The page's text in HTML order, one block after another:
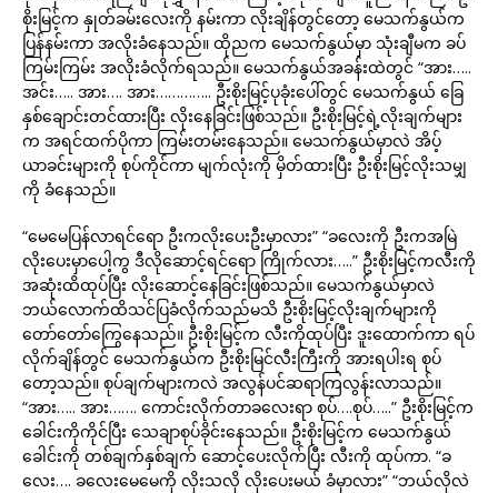
စိုးမြင့်က နှုတ်ခမ်းလေးကို နမ်းကာ လိုးချိန်တွင်တော့ မေသက်နွယ်က
ပြန်နမ်းကာ အလိုးခံနေသည်။ ထိုညက မေသက်နွယ်မှာ သုံးချီမက ခပ်
ကြမ်းကြမ်း အလိုးခံလိုက်ရသည်။ မေသက်နွယ်အခန်းထဲတွင် “အား…..
အင်း….. အား…. အား………….. ဦးစိုးမြင့်ပုခုံးပေါ်တွင် မေသက်နွယ် ခြေ
နှစ်ချောင်းတင်ထားပြီး လိုးနေခြင်းဖြစ်သည်။ ဦးစိုးမြင့်ရဲ့လိုးချက်များ
က အရင်ထက်ပိုကာ ကြမ်းတမ်းနေသည်။ မေသက်နွယ်မှာလဲ အိပ့်
ယာခင်းများကို စုပ်ကိုင်ကာ မျက်လုံးကို မှိတ်ထားပြီး ဦးစိုးမြင့်လိုးသမျှ
ကို ခံနေသည်။
“မေမေပြန်လာရင်ရော ဦးကလိုးပေးဦးမှာလား” “ခလေးကို ဦးကအမြဲ
လိုးပေးမှာပေါ့ကွ ဒီလိုဆောင့်ရင်ရော ကြိုက်လား…..” ဦးစိုးမြင့်ကလီးကို
အဆုံးထိထုပ်ပြီး လိုးဆောင့်နေခြင်းဖြစ်သည်။ မေသက်နွယ်မှာလဲ
ဘယ်လောက်ထိသင်ပြခံလိုက်သည်မသိ ဦးစိုးမြင့်လိုးချက်များကို
တော်တော်ကြွေနေသည်။ ဦးစိုးမြင့်က လီးကိုထုပ်ပြီး ဒူးထောက်ကာ ရပ်
လိုက်ချိန်တွင် မေသက်နွယ်က ဦးစိုးမြင်လီးကြီးကို အားရပါးရ စုပ်
တော့သည်။ စုပ်ချက်များကလဲ အလွန်ပင်ဆရာကြလွန်းလာသည်။
“အား….. အား……. ကောင်းလိုက်တာခလေးရာ စုပ်….စုပ်…..” ဦးစိုးမြင့်က
ခေါင်းကိုကိုင်ပြီး သေချာစုပ်ခိုင်းနေသည်။ ဦးစိုးမြင့်က မေသက်နွယ်
ခေါင်းကို တစ်ချက်နှစ်ချက် ဆောင့်ပေးလိုက်ပြီး လီးကို ထုပ်ကာ. “ခ
လေး…. ခလေးမေမေကို လိုးသလို လိုးပေးမယ် ခံမှာလား” “ဘယ်လိုလဲ